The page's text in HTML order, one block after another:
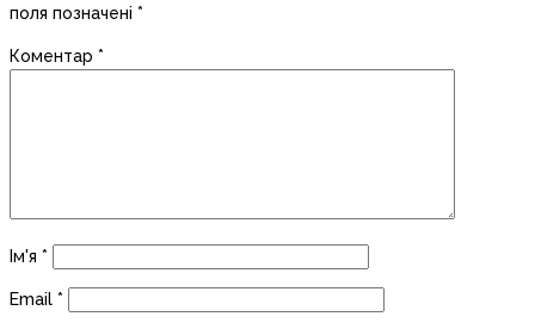
поля позначені *
Коментар *
Ім'я *
Email *